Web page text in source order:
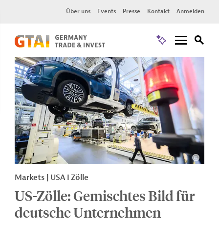
Über uns Events Presse Kontakt Anmelden
Markets | USA I Zölle
US-Zölle: Gemischtes Bild für
deutsche Unternehmen